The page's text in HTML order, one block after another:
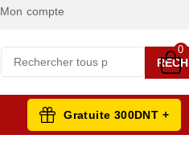
Mon compte
0
Gratuite 300DNT +